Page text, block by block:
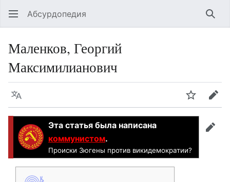
Абсурдопедия
Маленков, Георгий
Максимилианович
Язык
Эта статья была написана
коммунистом.
Происки Зюгены против викидемократии?